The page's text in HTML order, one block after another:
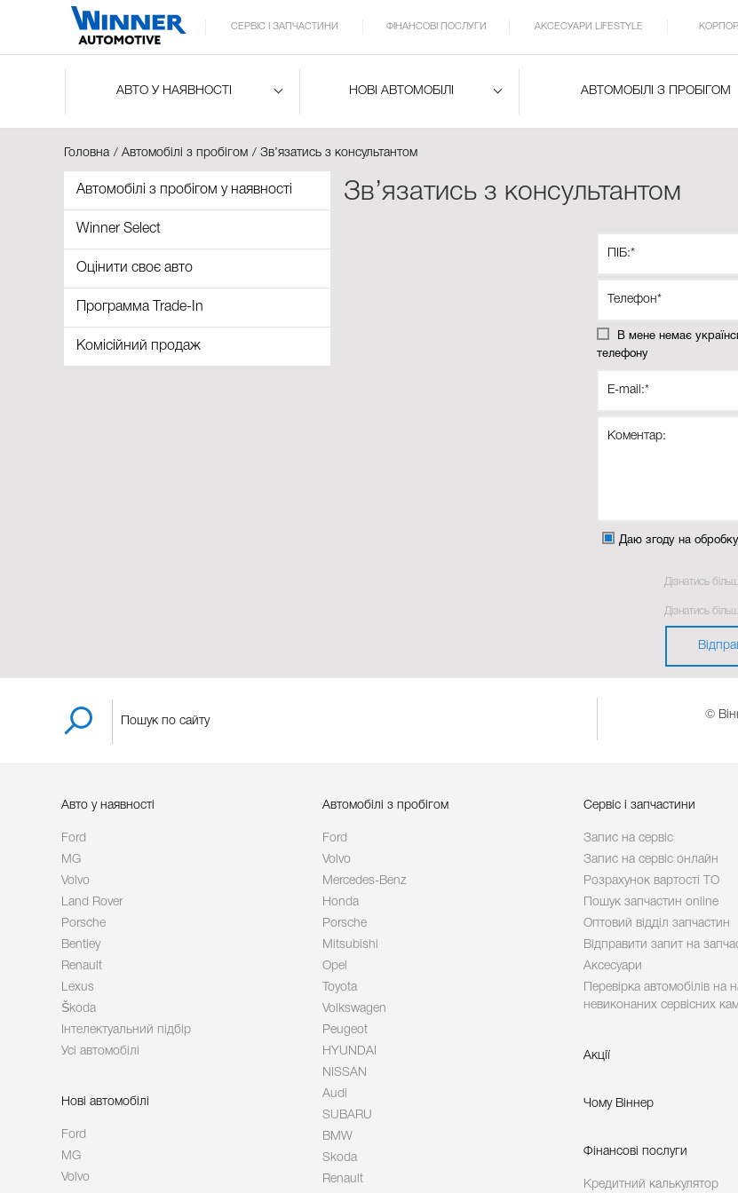
СЕРВІС І ЗАПЧАСТИНИ ФІНАНСОВІ ПОСЛУГИ АКСЕСУАРИ LIFESTYLE
АВТО У НАЯВНОСТІ НОВІ АВТОМОБІЛІ АВТОМОБІЛІ З ПРОБІГОМ
Головна Автомобілі з пробігом Зв’язатись з консультантом
Автомобілі з пробігом у наявності
Winner Select
Оцінити своє авто
Программа Trade-In
Комісійний продаж
Зв’язатись з консультантом
В мене немає
телефону
Даю згоду на
Дізнатись
Дізнатись
©
Авто у наявності
Ford
MG
Volvo
Land Rover
Porsche
Bentley
Renault
Lexus
Škoda
Інтелектуальний підбір
Усі автомобілі
Нові автомобілі
Ford
MG
Volvo
Автомобілі з пробігом
Ford
Volvo
Mercedes-Benz
Honda
Porsche
Mitsubishi
Opel
Toyota
Volkswagen
Peugeot
HYUNDAI
NISSAN
Audi
SUBARU
BMW
Skoda
Renault
Сервіс і запчастини
Запис на сервіс
Запис на сервіс онлайн
Розрахунок вартості ТО
Пошук запчастин online
Оптовий відділ запчастин
Відправити запит на
Аксесуари
Перевірка автомобілів на
невиконаних сервісних
Акції
Чому Віннер
Фінансові послуги
Кредитний калькулятор